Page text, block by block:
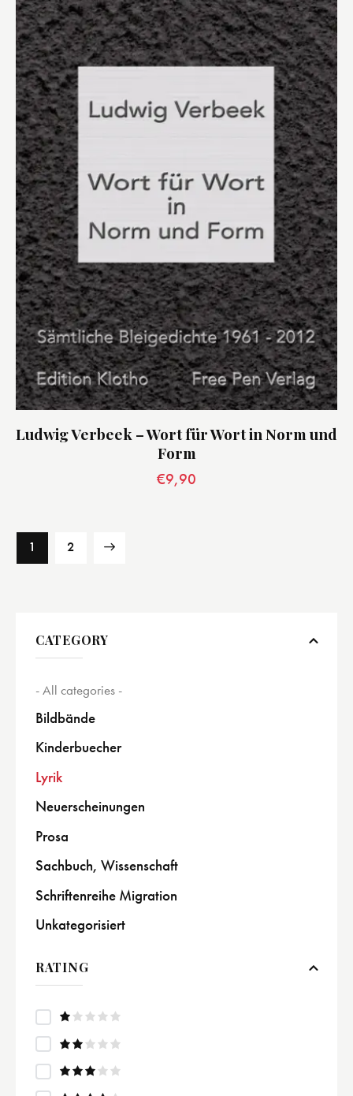
Ludwig Verbeek – Wort für Wort in Norm und
Form
€9,90
1 2
→
CATEGORY
- All categories -
Bildbände
Kinderbuecher
Lyrik
Neuerscheinungen
Prosa
Sachbuch, Wissenschaft
Schriftenreihe Migration
Unkategorisiert
RATING
d2
at
d
o